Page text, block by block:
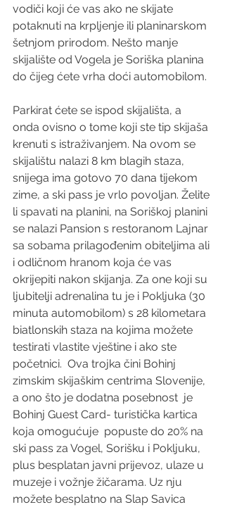
vodiči koji će vas ako ne skijate
potaknuti na krpljenje ili planinarskom
šetnjom prirodom. Nešto manje
skijalište od Vogela je Soriška planina
do čijeg ćete vrha doći automobilom.
Parkirat ćete se ispod skijališta, a
onda ovisno o tome koji ste tip skijaša
krenuti s istraživanjem. Na ovom se
skijalištu nalazi 8 km blagih staza,
snijega ima gotovo 70 dana tijekom
zime, a ski pass je vrlo povoljan. Želite
li spavati na planini, na Soriškoj planini
se nalazi Pansion s restoranom Lajnar
sa sobama prilagođenim obiteljima ali
i odličnom hranom koja će vas
okrijepiti nakon skijanja. Za one koji su
ljubitelji adrenalina tu je i Pokljuka (30
minuta automobilom) s 28 kilometara
biatlonskih staza na kojima možete
testirati vlastite vještine i ako ste
početnici.  Ova trojka čini Bohinj
zimskim skijaškim centrima Slovenije,
a ono što je dodatna posebnost  je
Bohinj Guest Card- turistička kartica
koja omogućuje  popuste do 20% na
ski pass za Vogel, Sorišku i Pokljuku,
plus besplatan javni prijevoz, ulaze u
muzeje i vožnje žičarama. Uz nju
možete besplatno na Slap Savica